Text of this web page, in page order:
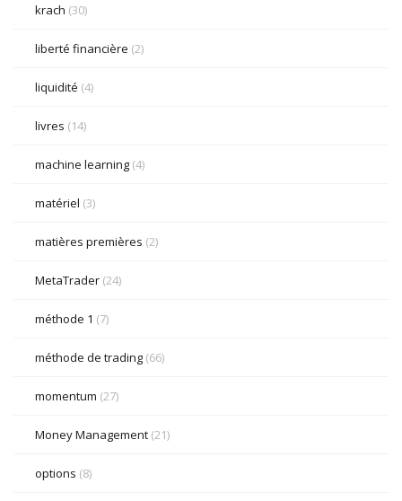
krach (30)
liberté financière (2)
liquidité (4)
livres (14)
machine learning (4)
matériel (3)
matières premières (2)
MetaTrader (24)
méthode 1 (7)
méthode de trading (66)
momentum (27)
Money Management (21)
options (8)